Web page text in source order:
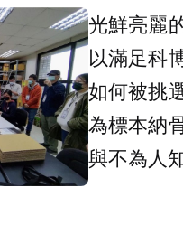
光鮮亮麗
以滿足科
如何被挑
為標本納
與不為人